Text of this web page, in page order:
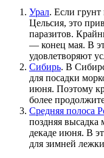
Урал. Если грунт
Цельсия, это
паразитов.
— конец мая. В
удовлетворяют
Сибирь. В
для посадки
июня. Поэтому
более
Средняя полоса
поздняя высадка
декаде июня. В
для зимней